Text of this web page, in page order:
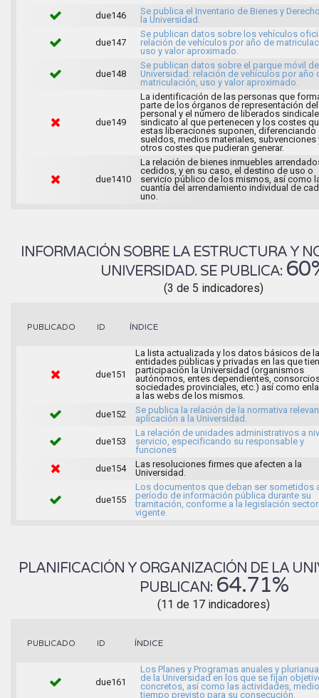
due146
Se publica el Inventario de Bienes y
la Universidad.
due147
Se publican datos sobre los vehículos
relación de vehículos por año de
uso y valor aproximado.
due148
Se publican datos sobre el parque móvil
Universidad: relación de vehículos por año
matriculación, uso y valor aproximado.
due149
La identificación de las personas que
parte de los órganos de representación del
personal y el número de liberados
sindicato al que pertenecen y los costes
estas liberaciones suponen, diferenciando
sueldos, medios materiales, subvenciones
otros costes que pudieran generar.
due1410
La relación de bienes inmuebles
cedidos, y en su caso, el destino de uso o
servicio público de los mismos, así como
cuantía del arrendamiento individual de
uno.
INFORMACIÓN SOBRE LA ESTRUCTURA Y
UNIVERSIDAD. SE PUBLICA:
(3 de 5 indicadores)
PUBLICADO ID ÍNDICE
due151
La lista actualizada y los datos básicos de
entidades públicas y privadas en las que
participación la Universidad (organismos
autónomos, entes dependientes,
sociedades provinciales, etc.) así como
a las webs de los mismos.
due152
Se publica la relación de la normativa
aplicación a la Universidad.
due153
La relación de unidades administrativos a
servicio, especificando su responsable y
funciones
due154
Las resoluciones firmes que afecten a la
Universidad.
due155
Los documentos que deban ser sometidos
período de información pública durante su
tramitación, conforme a la legislación
vigente.
PLANIFICACIÓN Y ORGANIZACIÓN DE LA
PUBLICAN: 64.71%
(11 de 17 indicadores)
PUBLICADO ID ÍNDICE
due161
Los Planes y Programas anuales y
de la Universidad en los que se fijan
concretos, así como las actividades,
tiempo previsto para su consecución.